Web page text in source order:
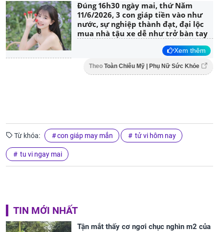
Đúng 16h30 ngày mai, thứ Năm
11/6/2026, 3 con giáp tiền vào như
nước, sự nghiệp thành đạt, đại lộc
mua nhà tậu xe dễ như trở bàn tay
Xem thêm
Theo Toàn Chiêu Mỹ | Phụ Nữ Sức Khỏe
Từ khóa: con giáp may mắn tử vi hôm nay
tu vi ngay mai
TIN MỚI NHẤT
Tận mắt thấy cơ ngơi chục nghìn m2 của